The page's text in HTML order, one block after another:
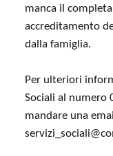
manca il
accreditamento
dalla famiglia.
Per ulteriori
Sociali al numero
mandare una